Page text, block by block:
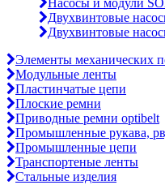
Насосы и модули
Двухвинтовые
Двухвинтовые
Элементы механических
Модульные ленты
Пластинчатые цепи
Плоские ремни
Приводные ремни optibelt
Промышленные рукава,
Промышленные цепи
Транспортеные ленты
Стальные изделия